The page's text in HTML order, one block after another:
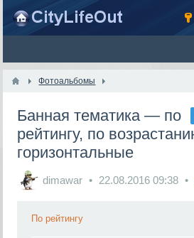
Фотоальбомы
Банная тематика — по
рейтингу, по
горизонтальные
dimawar 22.08.2016 09:38
По рейтингу